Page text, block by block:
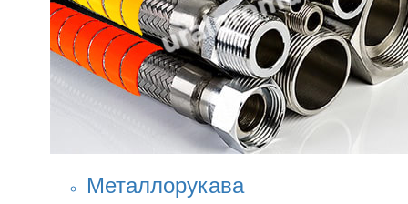
Металлорукава